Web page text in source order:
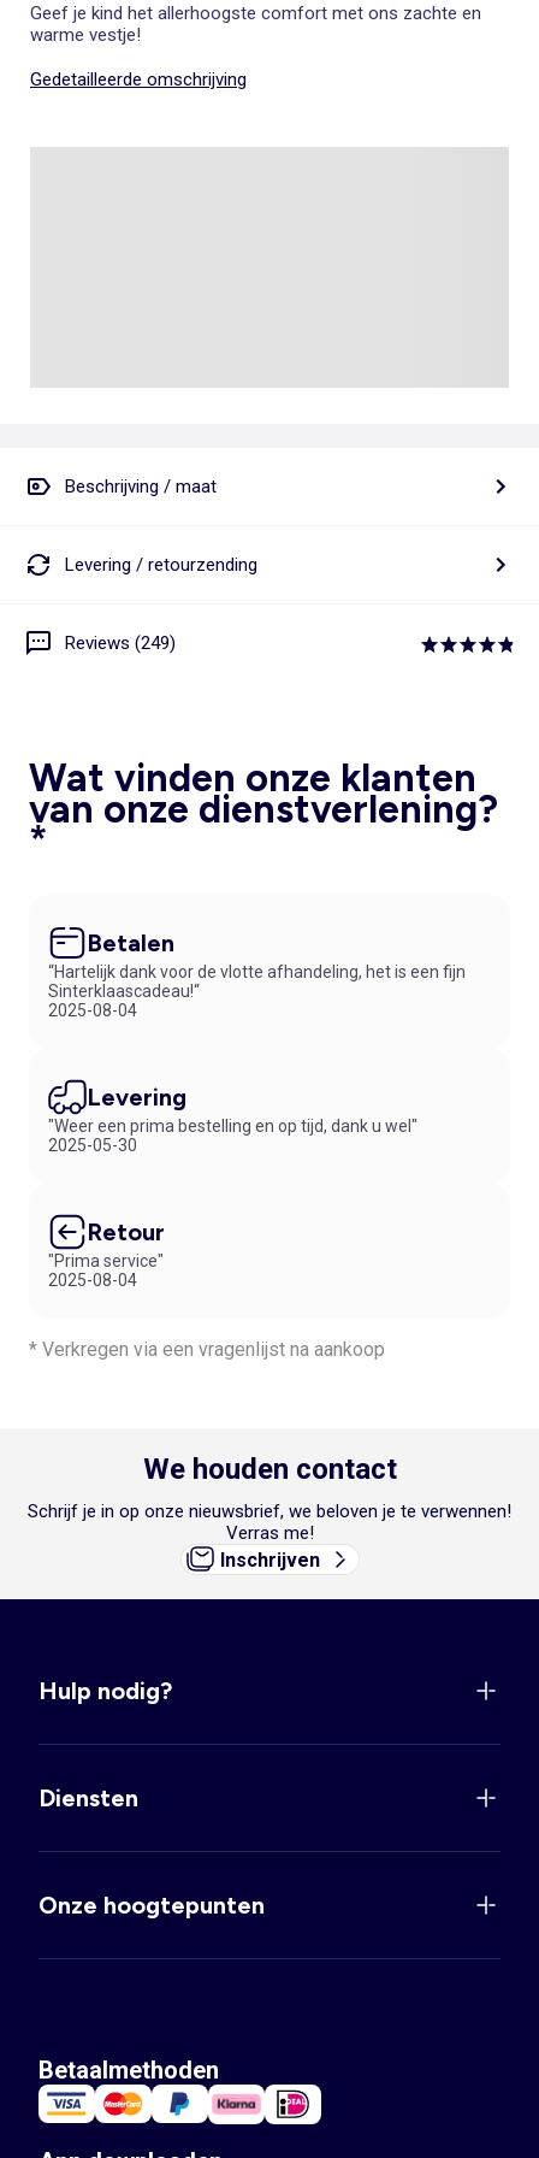
Geef je kind het allerhoogste comfort met ons zachte en
warme vestje!
Gedetailleerde omschrijving
Beschrijving / maat
Levering / retourzending
Reviews (249)
Wat vinden onze klanten
van onze dienstverlening?
*
Betalen
“Hartelijk dank voor de vlotte afhandeling, het is een fijn
Sinterklaascadeau!“
2025-08-04
Levering
"Weer een prima bestelling en op tijd, dank u wel"
2025-05-30
Retour
"Prima service"
2025-08-04
* Verkregen via een vragenlijst na aankoop
We houden contact
Schrijf je in op onze nieuwsbrief, we beloven je te verwennen!
Verras me!
Inschrijven
Hulp nodig?
Diensten
Onze hoogtepunten
Betaalmethoden